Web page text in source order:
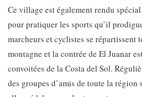
Ce village est également rendu
pour pratiquer les sports qu’il
marcheurs et cyclistes se répartissent
montagne et la contrée de El Juanar
convoitées de la Costa del Sol.
des groupes d’amis de toute la région